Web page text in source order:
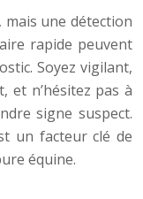
une détection
rapide peuvent
Soyez vigilant,
et n’hésitez pas à
signe suspect.
un facteur clé de
équine.